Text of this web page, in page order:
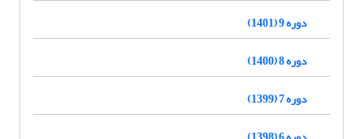
دوره 9 (1401)
دوره 8 (1400)
دوره 7 (1399)